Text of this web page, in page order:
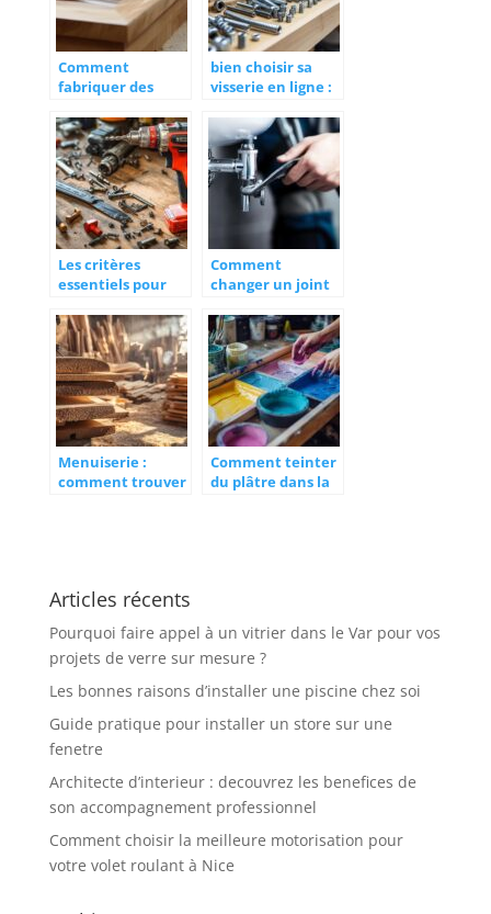
Comment
fabriquer des
modernes avec du
red cedar et du
chene
bien choisir sa
visserie en ligne :
conseils
Les critères
essentiels pour
meilleure
visseuse
dévisseuse avec
une garantie
optimale
Comment
changer un joint
réparer les fuites
d’étanchéité ?
Menuiserie :
comment trouver
Comment teinter
du plâtre dans la
Articles récents
Pourquoi faire appel à un vitrier dans le Var pour vos
projets de verre sur mesure ?
Les bonnes raisons d’installer une piscine chez soi
Guide pratique pour installer un store sur une
fenetre
Architecte d’interieur : decouvrez les benefices de
son accompagnement professionnel
Comment choisir la meilleure motorisation pour
votre volet roulant à Nice